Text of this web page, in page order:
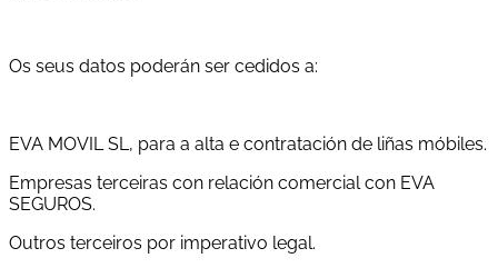
Os seus datos poderán ser cedidos a:
EVA MOVIL SL, para a alta e contratación de liñas móbiles.
Empresas terceiras con relación comercial con EVA
SEGUROS.
Outros terceiros por imperativo legal.